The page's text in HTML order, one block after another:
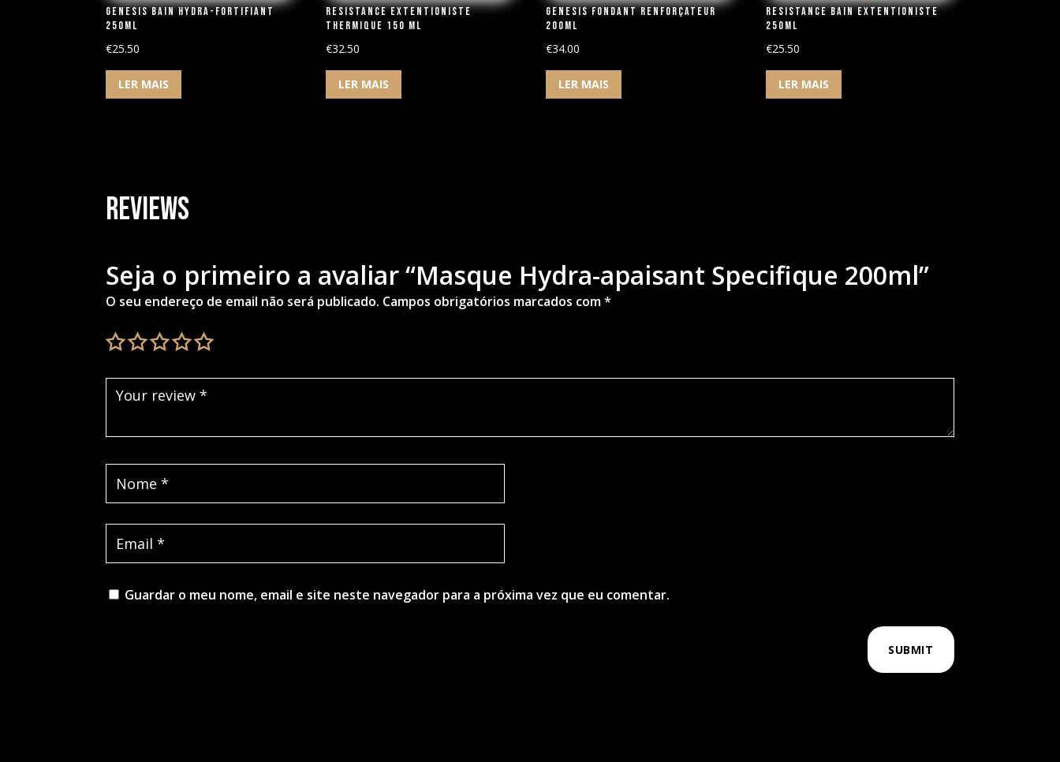
Genesis Bain Hydra-Fortifiant
250ml
€25.50
LER MAIS
Resistance Extentioniste
Thermique 150 ml
€32.50
LER MAIS
Genesis Fondant Renforçateur
200ml
€34.00
LER MAIS
Resistance Bain Extentioniste
250ml
€25.50
LER MAIS
Reviews
Seja o primeiro a avaliar “Masque Hydra-apaisant Specifique 200ml”
O seu endereço de email não será publicado. Campos obrigatórios marcados com*
Guardar o meu nome, email e site neste navegador para a próxima vez que eu comentar.
SUBMIT